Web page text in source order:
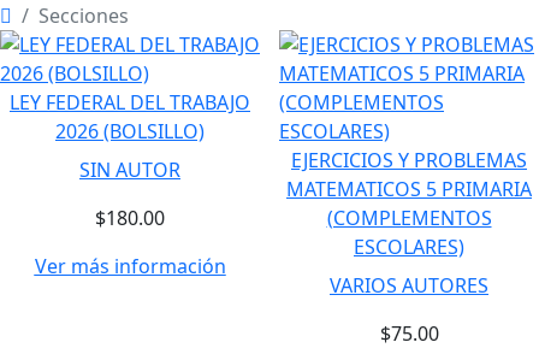
Secciones
LEY FEDERAL DEL TRABAJO
2026 (BOLSILLO)
SIN AUTOR
$180.00
Ver más información
EJERCICIOS Y PROBLEMAS
MATEMATICOS 5 PRIMARIA
(COMPLEMENTOS
ESCOLARES)
VARIOS AUTORES
$75.00